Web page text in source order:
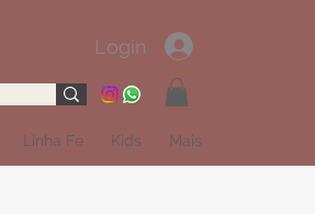
Login
Linha Fé Kids Mais